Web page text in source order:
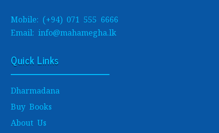
Mobile: (+94) 071 555 6666
Email: info@mahamegha.lk
Quick Links
Dharmadana
Buy Books
About Us